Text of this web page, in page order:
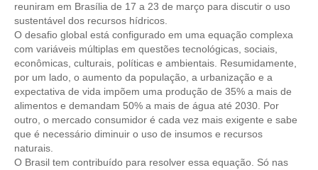
COMPOSIÇÃO
CONSELHOS ASSESSORES
PERSONALIDADES DA TECNOLOGIA
NÚCLEO DA MULHER ENGENHEIRA
TRANSPARÊNCIA
JURÍDICO
reuniram em Brasília de 17 a 23 de março para discutir o uso
sustentável dos recursos hídricos.
O desafio global está configurado em uma equação complexa
com variáveis múltiplas em questões tecnológicas, sociais,
econômicas, culturais, políticas e ambientais. Resumidamente,
por um lado, o aumento da população, a urbanização e a
expectativa de vida impõem uma produção de 35% a mais de
alimentos e demandam 50% a mais de água até 2030. Por
outro, o mercado consumidor é cada vez mais exigente e sabe
que é necessário diminuir o uso de insumos e recursos
naturais.
O Brasil tem contribuído para resolver essa equação. Só nas